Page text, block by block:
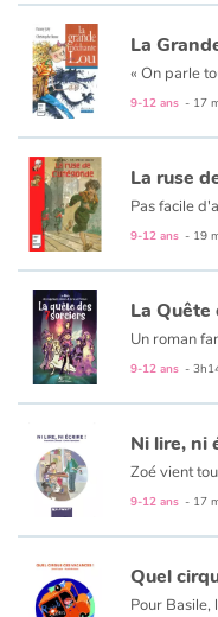
Apprendre les langues
Dyslexie, troubles de la
Nos listes de lecture
Les plus lus
Coups de coeur
La
9-12 ans - 17
La ruse
9-12 ans - 19
La Quête
Réussiront-
9-12 ans -
Ni lire, ni
9-12 ans - 17
Quel